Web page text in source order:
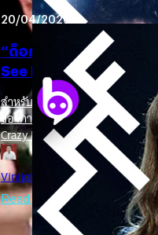
20/04/2020
“ด็อกเตอร์เสตรนจ์” จา
See Me 3
สำหรับแฟน ๆ ของสี่นักมายากล "
ของภาค 3 น่าจะดีใจกับข่าวนี้ เมื่อ
Crazy Rich Asians (2018) ได้
Benedict Cumberbatch ผู้รับบท
เริ่มถ่ายทำเร็ว ๆ นี้ ก่อนหน้านี้ที่ท
ไม่มีการคืบหน้าออกมา ก็เพราะค
การพัฒนาโครงการหนังเกี่ยวกับ
Vinijphat Kanyapong | 2299
Read More